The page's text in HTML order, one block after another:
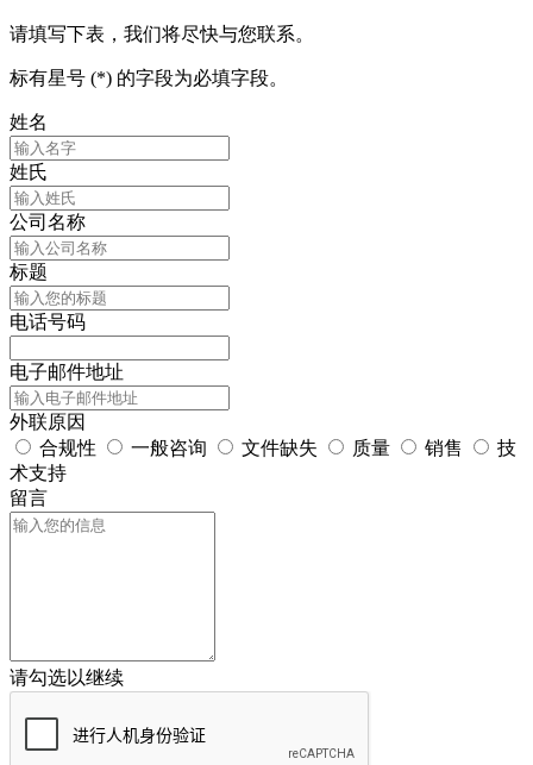
请填写下表，我们将尽快与您联系。
标有星号 (*) 的字段为必填字段。
姓名
姓氏
公司名称
标题
电话号码
电子邮件地址
外联原因
合规性
一般咨询 文件缺失 质量 销售
技
术支持
留言
请勾选以继续